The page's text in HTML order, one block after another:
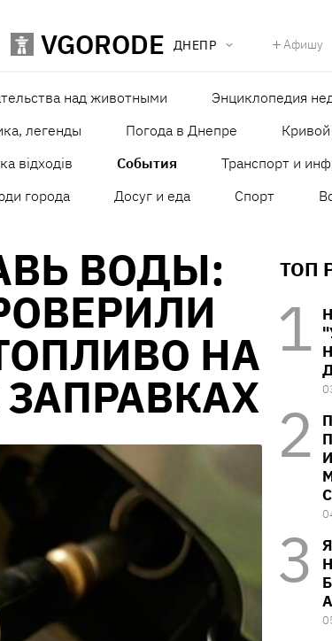
VGORODE ДНЕПР Афишу
над животными
Энциклопедия
легенды
Погода в Днепре
відходів
События
Транспорт и
города Досуг и еда Спорт
ВОДЫ:
НА
ТОП